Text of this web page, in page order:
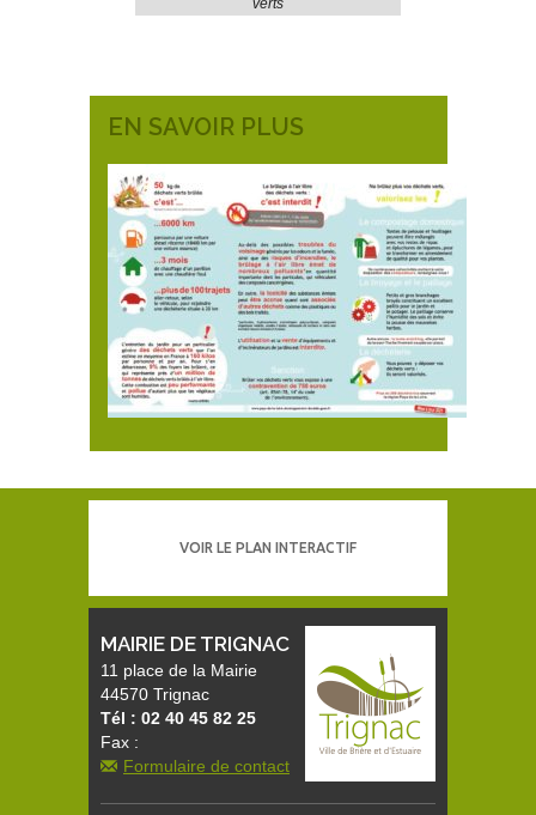
verts
EN SAVOIR PLUS
VOIR LE PLAN INTERACTIF
MAIRIE DE TRIGNAC
11 place de la Mairie
44570 Trignac
Tél : 02 40 45 82 25
Fax :
Formulaire de contact